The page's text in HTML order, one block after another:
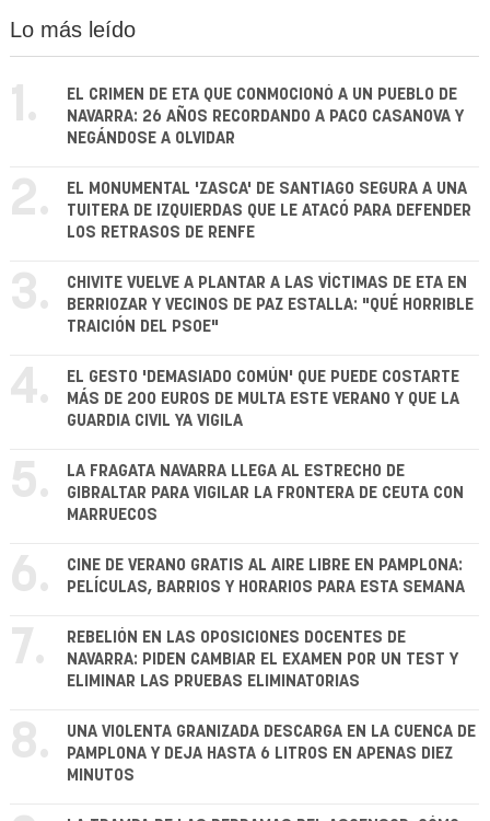
Lo más leído
1.
EL CRIMEN DE ETA QUE CONMOCIONÓ A UN PUEBLO DE
NAVARRA: 26 AÑOS RECORDANDO A PACO CASANOVA Y
NEGÁNDOSE A OLVIDAR
2.
EL MONUMENTAL 'ZASCA' DE SANTIAGO SEGURA A UNA
TUITERA DE IZQUIERDAS QUE LE ATACÓ PARA DEFENDER
LOS RETRASOS DE RENFE
3.
CHIVITE VUELVE A PLANTAR A LAS VÍCTIMAS DE ETA EN
BERRIOZAR Y VECINOS DE PAZ ESTALLA: "QUÉ HORRIBLE
TRAICIÓN DEL PSOE"
4.
EL GESTO 'DEMASIADO COMÚN' QUE PUEDE COSTARTE
MÁS DE 200 EUROS DE MULTA ESTE VERANO Y QUE LA
GUARDIA CIVIL YA VIGILA
5.
LA FRAGATA NAVARRA LLEGA AL ESTRECHO DE
GIBRALTAR PARA VIGILAR LA FRONTERA DE CEUTA CON
MARRUECOS
6.
CINE DE VERANO GRATIS AL AIRE LIBRE EN PAMPLONA:
PELÍCULAS, BARRIOS Y HORARIOS PARA ESTA SEMANA
7.
REBELIÓN EN LAS OPOSICIONES DOCENTES DE
NAVARRA: PIDEN CAMBIAR EL EXAMEN POR UN TEST Y
ELIMINAR LAS PRUEBAS ELIMINATORIAS
8.
UNA VIOLENTA GRANIZADA DESCARGA EN LA CUENCA DE
PAMPLONA Y DEJA HASTA 6 LITROS EN APENAS DIEZ
MINUTOS